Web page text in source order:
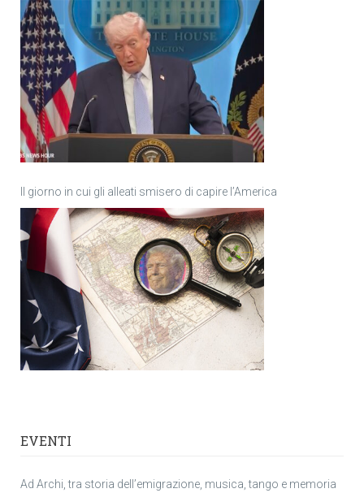
Il giorno in cui gli alleati smisero di capire l’America
EVENTI
Ad Archi, tra storia dell’emigrazione, musica, tango e memoria